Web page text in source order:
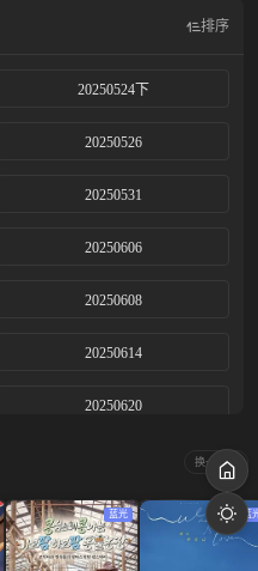
排序
20250524下
20250526
20250531
20250606
20250608
20250614
20250620
20250704
20250711
换一换
蓝光 蓝